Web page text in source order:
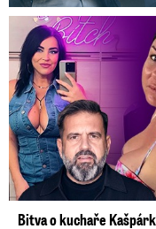
Bitva o kuchaře